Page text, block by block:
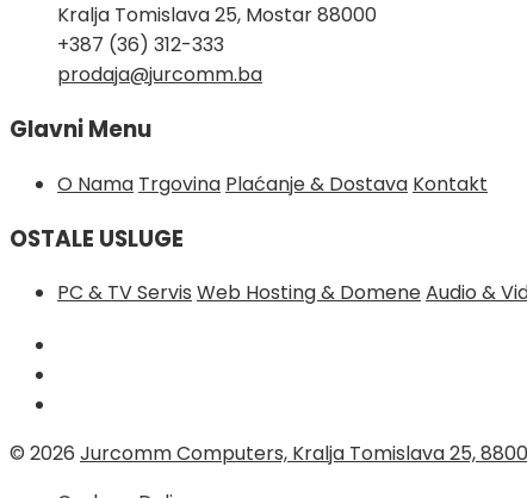
Kralja Tomislava 25, Mostar 88000
+387 (36) 312-333
prodaja@jurcomm.ba
Glavni Menu
O Nama Trgovina Plaćanje & Dostava Kontakt
OSTALE USLUGE
PC & TV Servis Web Hosting & DomeneAudio &
© 2026 Jurcomm Computers, Kralja Tomislava 25,